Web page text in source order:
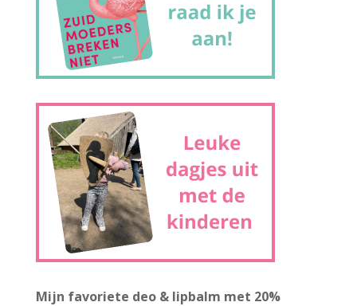
Mijn favoriete deo & lipbalm met 20%